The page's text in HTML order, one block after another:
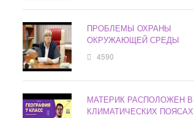
ПРОБЛЕМЫ ОХРАНЫ
ОКРУЖАЮЩЕЙ СРЕДЫ
4590
МАТЕРИК РАСПОЛОЖЕН В
КЛИМАТИЧЕСКИХ ПОЯСАХ